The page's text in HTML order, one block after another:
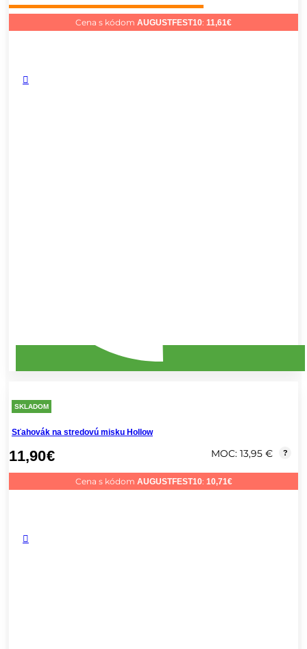
Cena s kódom AUGUSTFEST10: 11,61€
SKLADOM
Sťahovák na stredovú misku Hollow
11,90€ MOC: 13,95 € ?
Cena s kódom AUGUSTFEST10: 10,71€